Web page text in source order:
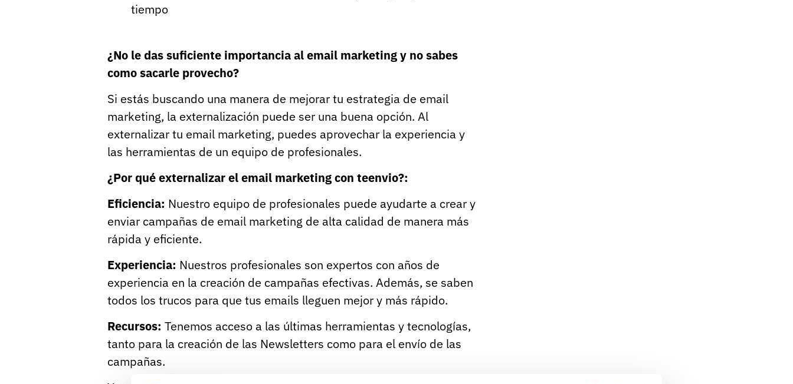
tiempo
¿No le das suficiente importancia al email marketing y no sabes
como sacarle provecho?
Si estás buscando una manera de mejorar tu estrategia de email
marketing, la externalización puede ser una buena opción. Al
externalizar tu email marketing, puedes aprovechar la experiencia y
las herramientas de un equipo de profesionales.
¿Por qué externalizar el email marketing con teenvio?:
Eficiencia: Nuestro equipo de profesionales puede ayudarte a crear y
enviar campañas de email marketing de alta calidad de manera más
rápida y eficiente.
Experiencia: Nuestros profesionales son expertos con años de
experiencia en la creación de campañas efectivas. Además, se saben
todos los trucos para que tus emails lleguen mejor y más rápido.
Recursos: Tenemos acceso a las últimas herramientas y tecnologías,
tanto para la creación de las Newsletters como para el envío de las
campañas.